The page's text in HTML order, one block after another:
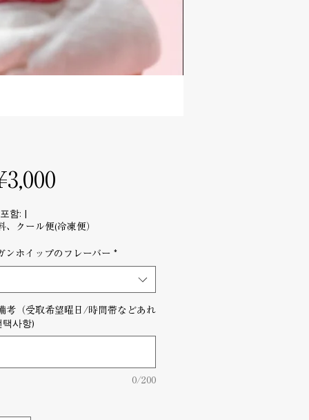
가
격
함:
、クール便(冷凍便）
ンホイップのフレーバー *
考（受取希望曜日/時間帯などあれ
택사항)
0/200